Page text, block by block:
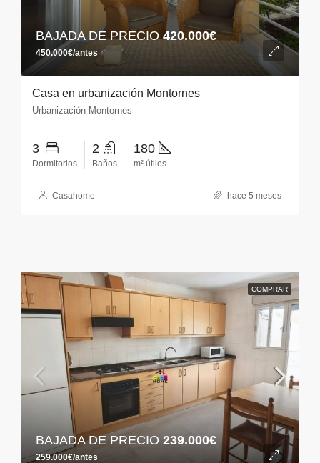
BAJADA DE PRECIO420.000€
450.000€/antes
Casa en urbanización Montornes
Urbanización Montornes
3
Dormitorios
2
Baños
180
m² útiles
Casahome hace 5 meses
COMPRAR
BAJADA DE PRECIO 239.000€
259.000€/antes